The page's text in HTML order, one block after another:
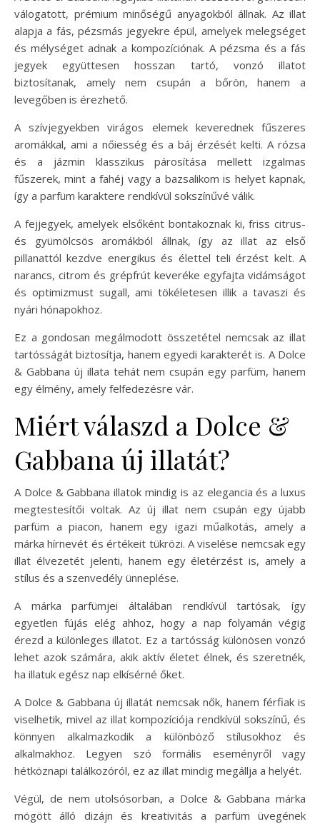
válogatott, prémium minőségű anyagokból állnak. Az illat
alapja a fás, pézsmás jegyekre épül, amelyek melegséget
és mélységet adnak a kompozíciónak. A pézsma és a fás
jegyek együttesen hosszan tartó, vonzó illatot
biztosítanak, amely nem csupán a bőrön, hanem a
levegőben is érezhető.
A szívjegyekben virágos elemek keverednek fűszeres
aromákkal, ami a nőiesség és a báj érzését kelti. A rózsa
és a jázmin klasszikus párosítása mellett izgalmas
fűszerek, mint a fahéj vagy a bazsalikom is helyet kapnak,
így a parfüm karaktere rendkívül sokszínűvé válik.
A fejjegyek, amelyek elsőként bontakoznak ki, friss citrus-
és gyümölcsös aromákból állnak, így az illat az első
pillanattól kezdve energikus és élettel teli érzést kelt. A
narancs, citrom és grépfrút keveréke egyfajta vidámságot
és optimizmust sugall, ami tökéletesen illik a tavaszi és
nyári hónapokhoz.
Ez a gondosan megálmodott összetétel nemcsak az illat
tartósságát biztosítja, hanem egyedi karakterét is. A Dolce
& Gabbana új illata tehát nem csupán egy parfüm, hanem
egy élmény, amely felfedezésre vár.
Miért válaszd a Dolce &
Gabbana új illatát?
A Dolce & Gabbana illatok mindig is az elegancia és a luxus
megtestesítői voltak. Az új illat nem csupán egy újabb
parfüm a piacon, hanem egy igazi műalkotás, amely a
márka hírnevét és értékeit tükrözi. A viselése nemcsak egy
illat élvezetét jelenti, hanem egy életérzést is, amely a
stílus és a szenvedély ünneplése.
A márka parfümjei általában rendkívül tartósak, így
egyetlen fújás elég ahhoz, hogy a nap folyamán végig
érezd a különleges illatot. Ez a tartósság különösen vonzó
lehet azok számára, akik aktív életet élnek, és szeretnék,
ha illatuk egész nap elkísérné őket.
A Dolce & Gabbana új illatát nemcsak nők, hanem férfiak is
viselhetik, mivel az illat kompozíciója rendkívül sokszínű, és
könnyen alkalmazkodik a különböző stílusokhoz és
alkalmakhoz. Legyen szó formális eseményről vagy
hétköznapi találkozóról, ez az illat mindig megállja a helyét.
Végül, de nem utolsósorban, a Dolce & Gabbana márka
mögött álló dizájn és kreativitás a parfüm üvegének